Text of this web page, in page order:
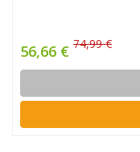
56,66 € 74,99 €